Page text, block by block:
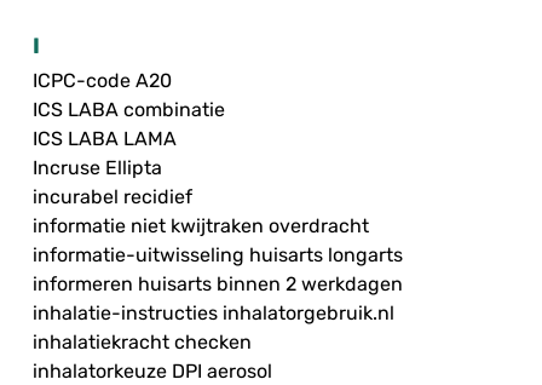
I
ICPC-code A20
ICS LABA combinatie
ICS LABA LAMA
Incruse Ellipta
incurabel recidief
informatie niet kwijtraken overdracht
informatie-uitwisseling huisarts longarts
informeren huisarts binnen 2 werkdagen
inhalatie-instructies inhalatorgebruik.nl
inhalatiekracht checken
inhalatorkeuze DPI aerosol